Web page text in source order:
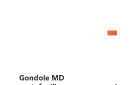
Gondole MD